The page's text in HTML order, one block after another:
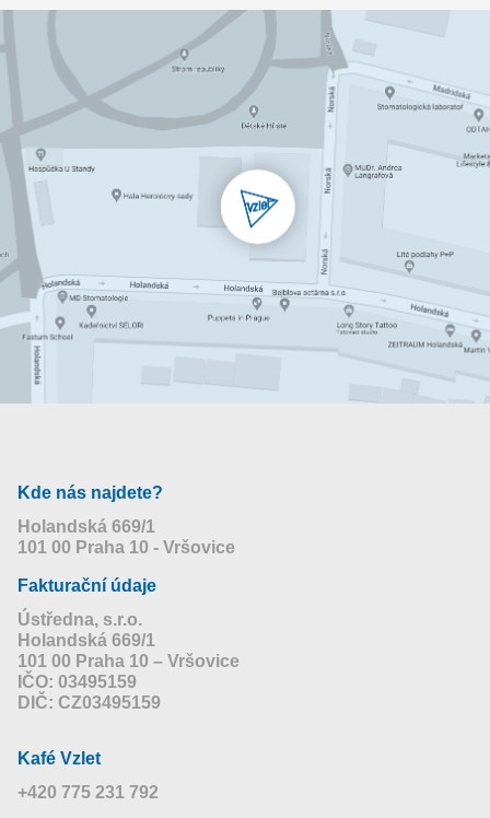
Kde nás najdete?
Holandská 669/1
101 00 Praha 10 - Vršovice
Fakturační údaje
Ústředna, s.r.o.
Holandská 669/1
101 00 Praha 10 – Vršovice
IČO: 03495159
DIČ: CZ03495159
Kafé Vzlet
+420 775 231 792